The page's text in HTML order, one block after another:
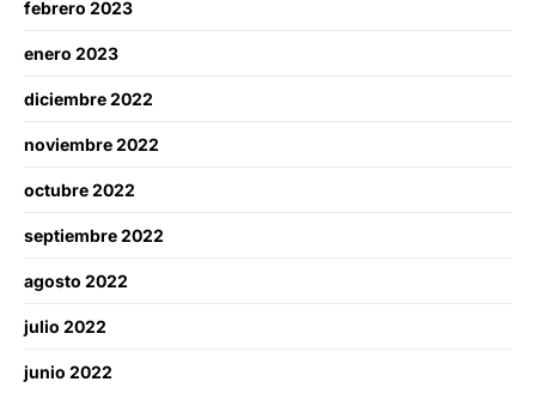
febrero 2023
enero 2023
diciembre 2022
noviembre 2022
octubre 2022
septiembre 2022
agosto 2022
julio 2022
junio 2022